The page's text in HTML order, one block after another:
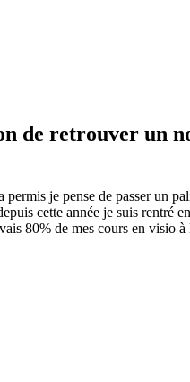
de retrouver un
je pense de passer un
cette année je suis rentré
80% de mes cours en visio